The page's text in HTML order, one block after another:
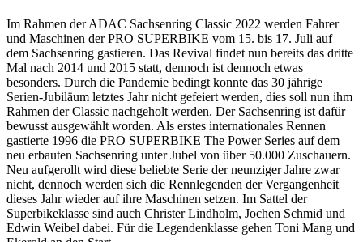
Im Rahmen der ADAC Sachsenring Classic 2022 werden Fahrer
und Maschinen der PRO SUPERBIKE vom 15. bis 17. Juli auf
dem Sachsenring gastieren. Das Revival findet nun bereits das dritte
Mal nach 2014 und 2015 statt, dennoch ist dennoch etwas
besonders. Durch die Pandemie bedingt konnte das 30 jährige
Serien-Jubiläum letztes Jahr nicht gefeiert werden, dies soll nun ihm
Rahmen der Classic nachgeholt werden. Der Sachsenring ist dafür
bewusst ausgewählt worden. Als erstes internationales Rennen
gastierte 1996 die PRO SUPERBIKE The Power Series auf dem
neu erbauten Sachsenring unter Jubel von über 50.000 Zuschauern.
Neu aufgerollt wird diese beliebte Serie der neunziger Jahre zwar
nicht, dennoch werden sich die Rennlegenden der Vergangenheit
dieses Jahr wieder auf ihre Maschinen setzen. Im Sattel der
Superbikeklasse sind auch Christer Lindholm, Jochen Schmid und
Edwin Weibel dabei. Für die Legendenklasse gehen Toni Mang und